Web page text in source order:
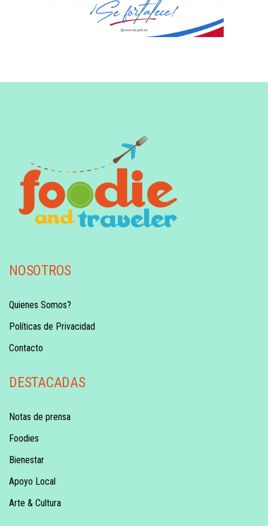
NOSOTROS
Quienes Somos?
Políticas de Privacidad
Contacto
DESTACADAS
Notas de prensa
Foodies
Bienestar
Apoyo Local
Arte & Cultura